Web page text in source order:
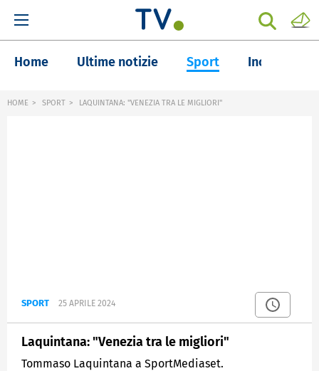
Home Ultime notizie Sport Inchieste
HOME SPORT LAQUINTANA: "VENEZIA TRA LE MIGLIORI"
SPORT 25 APRILE 2024
Laquintana: "Venezia tra le migliori"
Tommaso Laquintana a SportMediaset.